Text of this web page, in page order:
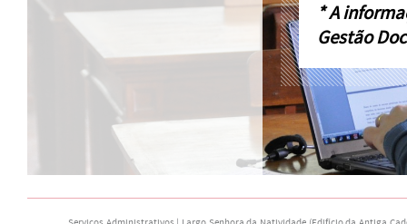
* A
Gestão